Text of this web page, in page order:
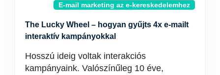
E-mail marketing az e-kereskedelemhez
The Lucky Wheel – hogyan gyűjts 4x e-mailt
interaktív kampányokkal
Hosszú ideig voltak interakciós
kampányaink. Valószínűleg 10 éve,